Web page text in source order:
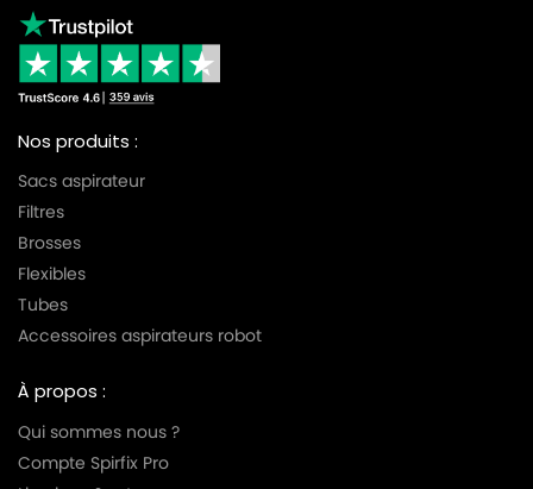
Nos produits :
Sacs aspirateur
Filtres
Brosses
Flexibles
Tubes
Accessoires aspirateurs robot
À propos :
Qui sommes nous ?
Compte Spirfix Pro